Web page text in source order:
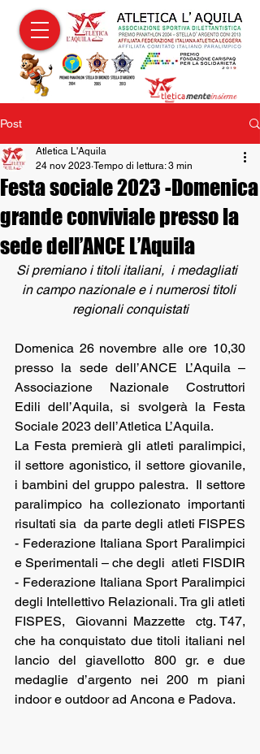
Post
Festa sociale 2023 -Domenica
grande conviviale presso la
sede dell’ANCE L’Aquila
Atletica L'Aquila
24 nov 2023 Tempo di lettura: 3 min
Si premiano i titoli italiani,  i medagliati
in campo nazionale e i numerosi titoli
regionali conquistati
Domenica 26 novembre alle ore 10,30
presso la sede dell’ANCE L’Aquila –
Associazione Nazionale Costruttori
Edili dell’Aquila, si svolgerà la Festa
Sociale 2023 dell’Atletica L’Aquila.
La Festa premierà gli atleti paralimpici,
il settore agonistico, il settore giovanile,
i bambini del gruppo palestra.  Il settore
paralimpico ha collezionato importanti
risultati sia  da parte degli atleti FISPES
- Federazione Italiana Sport Paralimpici
e Sperimentali – che degli  atleti FISDIR
- Federazione Italiana Sport Paralimpici
degli Intellettivo Relazionali. Tra gli atleti
FISPES,  Giovanni Mazzette  ctg. T47,
che ha conquistato due titoli italiani nel
lancio del giavellotto 800 gr. e due
medaglie d’argento nei 200 m piani
indoor e outdoor ad Ancona e Padova.